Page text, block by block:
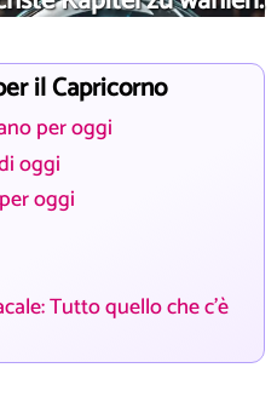
il Capricorno
per oggi
oggi
oggi
Tutto quello che c'è